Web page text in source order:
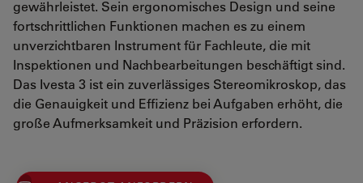
gewährleistet. Sein ergonomisches Design und seine
fortschrittlichen Funktionen machen es zu einem
unverzichtbaren Instrument für Fachleute, die mit
Inspektionen und Nachbearbeitungen beschäftigt sind.
Das Ivesta 3 ist ein zuverlässiges Stereomikroskop, das
die Genauigkeit und Effizienz bei Aufgaben erhöht, die
große Aufmerksamkeit und Präzision erfordern.